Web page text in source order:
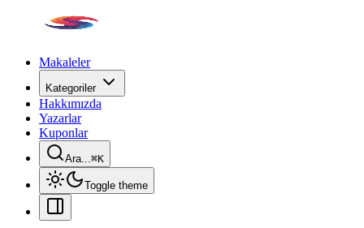
Makaleler
Kategoriler
Hakkımızda
Yazarlar
Kuponlar
Ara...⌘K
Toggle theme